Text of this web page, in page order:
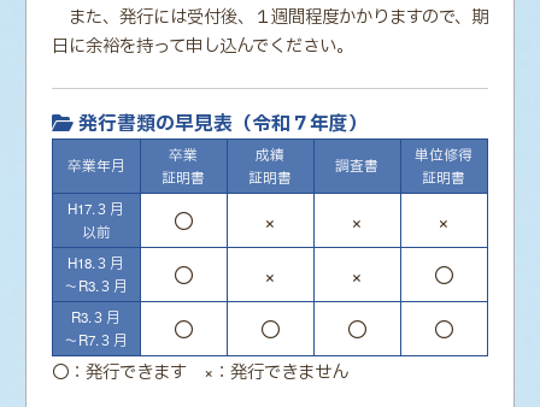
また、発行には受付後、１週間程度かかりますので、期
日に余裕を持って申し込んでください。
発行書類の早見表（令和７年度）
卒業年月
卒業
証明書
成績
証明書
調査書
単位修得
証明書
H17.３月
以前
〇 × × ×
H18.３月
～R3.３月
〇 × × 〇
R3.３月
～R7.３月
〇 〇 〇 〇
〇：発行できます ×：発行できません